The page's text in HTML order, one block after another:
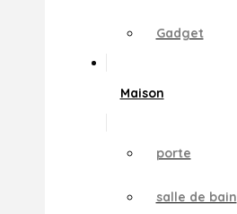
Gadget
Maison
porte
salle de bain